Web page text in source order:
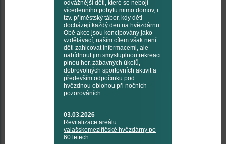
odvážnější děti, které se nebojí
vícedenního pobytu mimo domov, i
tzv. příměstský tábor, kdy děti
docházejí každý den na hvězdárnu.
Obě akce jsou koncipovány jako
vzdělávací, naším cílem však není
děti zahlcovat informacemi, ale
nabídnout jim smysluplnou rekreaci
plnou her, zábavných úkolů,
dobrovolných sportovních aktivit a
především odpočinku pod
hvězdnou oblohou při nočních
pozorováních.
03.03.2026
Revitalizace areálu
valašskomeziříčské hvězdárny po
60 letech